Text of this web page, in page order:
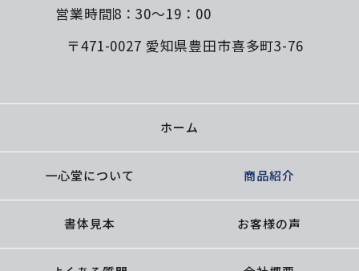
営業時間8：30～19：00
〒471-0027 愛知県豊田市喜多町3-76
ホーム
一心堂について 商品紹介
書体見本 お客様の声